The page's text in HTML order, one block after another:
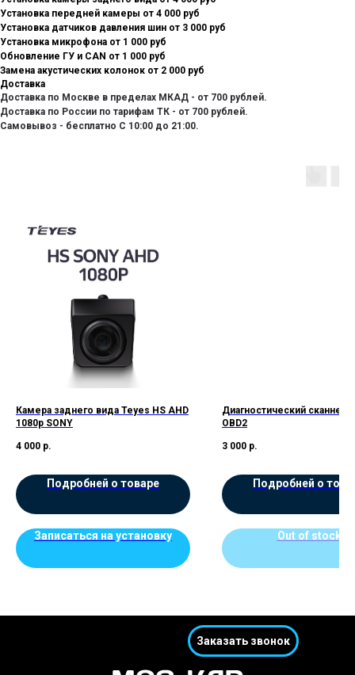
Установка передней камеры от 4 000 руб
Установка датчиков давления шин от 3 000 руб
Установка микрофона от 1 000 руб
Обновление ГУ и CAN от 1 000 руб
Замена акустических колонок от 2 000 руб
Доставка
Доставка по Москве в пределах МКАД - от 700 рублей.
Доставка по России по тарифам ТК - от 700 рублей.
Самовывоз - бесплатно С 10:00 до 21:00.
Камера заднего вида Teyes HS AHD
1080p SONY
4 000 р.
Подробней о товаре
Записаться на установку
Диагностический сканнер
OBD2
3 000 р.
Подробней о
Out of stock
Заказать звонок